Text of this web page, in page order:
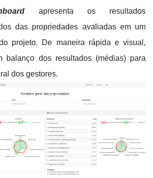
apresenta os resultados
das propriedades avaliadas em um
projeto. De maneira rápida e visual,
balanço dos resultados (médias) para
dos gestores.